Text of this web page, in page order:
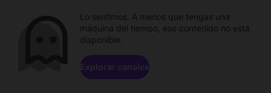
Lo sentimos. A menos que tengas una
máquina del tiempo, ese contenido no está
disponible.
Explorar canales